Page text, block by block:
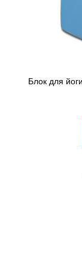
Блок для